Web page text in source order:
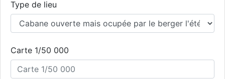
Type de lieu
Carte 1/50 000